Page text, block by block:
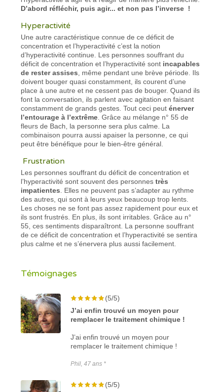
D’abord réfléchir, puis agir... et non pas l’inverse !
Hyperactivité
Une autre caractéristique connue de ce déficit de
concentration et l’hyperactivité c’est la notion
d’hyperactivité continue. Les personnes souffrant du
déficit de concentration et l’hyperactivité sont incapables
de rester assises , même pendant une brève période. Ils
doivent bouger quasi constamment, ils courent d’une
place à une autre et ne cessent pas de bouger. Quand ils
font la conversation, ils parlent avec agitation en faisant
constamment de grands gestes. Tout ceci peuténerver
l’entourage à l’extrême . Grâce au mélange n° 55 de
fleurs de Bach, la personne sera plus calme. La
combinaison pourra aussi apaiser la personne, ce qui
peut être bénéfique pour le bien-être général.
Frustration
Les personnes souffrant du déficit de concentration et
l’hyperactivité sont souvent des personnestrès
impatientes . Elles ne peuvent pas s’adapter au rythme
des autres, qui sont à leurs yeux beaucoup trop lents.
Les choses ne se font pas assez rapidement pour eux et
ils sont frustrés. En plus, ils sont irritables. Grâce au n°
55, ces sentiments disparaîtront. La personne souffrant
de ce déficit de concentration et l’hyperactivité se sentira
plus calme et ne s’énervera plus aussi facilement.
Témoignages
(5/5)
J’ai enfin trouvé un moyen pour
remplacer le traitement chimique !
J’ai enfin trouvé un moyen pour
remplacer le traitement chimique !
Phil, 47 ans *
(5/5)